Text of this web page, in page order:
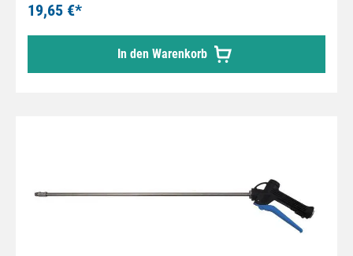
19,65 €*
In den Warenkorb